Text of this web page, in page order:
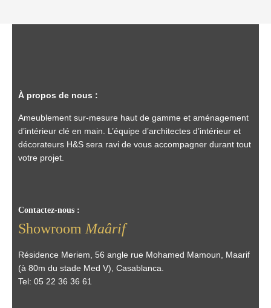
À propos de nous :
Ameublement sur-mesure haut de gamme et aménagement
d’intérieur clé en main. L’équipe d’architectes d’intérieur et
décorateurs H&S sera ravi de vous accompagner durant tout
votre projet.
Contactez-nous :
Showroom Maârif
Résidence Meriem, 56 angle rue Mohamed Mamoun, Maarif
(à 80m du stade Med V), Casablanca.
Tel: 05 22 36 36 61